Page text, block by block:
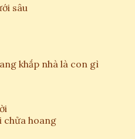
sâu
khắp nhà là con gì
chửa hoang